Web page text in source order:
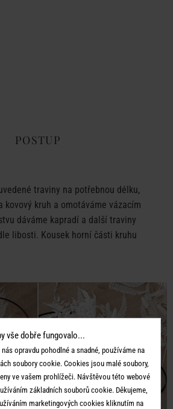
POSTUP
traviny na potřebnou délku,
kovový kruh a omotáváme vázacím
dáváme kapradí a další traviny
libosti. Kousek horní části kruhu
vše dobře fungovalo...
opravdu pohodlné a snadné, používáme na
soubory cookie. Cookies jsou malé soubory,
ve vašem prohlížeči. Návštěvou této webové
základních souborů cookie. Děkujeme,
marketingových cookies kliknutím na